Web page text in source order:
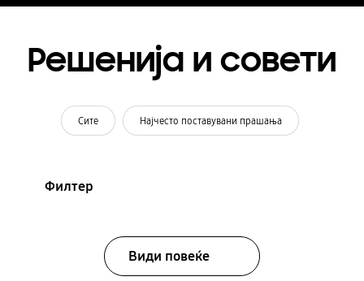
Решенија и совети
Сите Најчесто поставувани прашања
Филтер
Види повеќе